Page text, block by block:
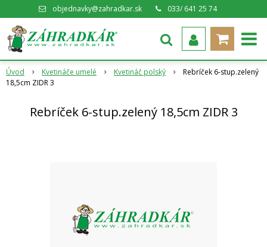
objednavky@zahradkar.sk 033/ 641 25 74
Úvod Kvetináče umelé Kvetináč polský
Rebríček 6-stup.zelený
18,5cm ZIDR 3
Rebríček 6-stup.zelený 18,5cm ZIDR 3